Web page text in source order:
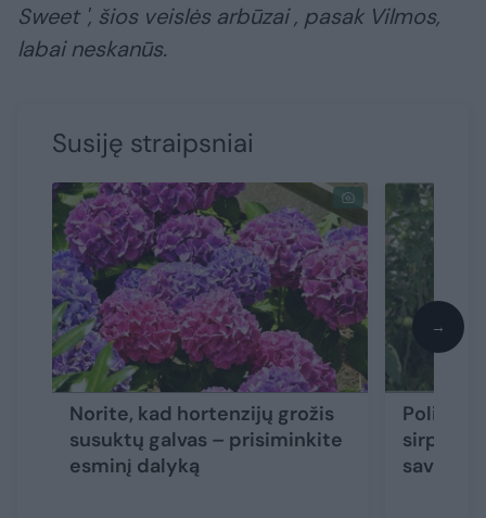
Sweet ', šios veislės arbūzai , pasak Vilmos,
labai neskanūs.
Susiję straipsniai
Norite, kad hortenzijų grožis
susuktų galvas – prisiminkite
esminį dalyką
Politiko
sirpsta
savo
→